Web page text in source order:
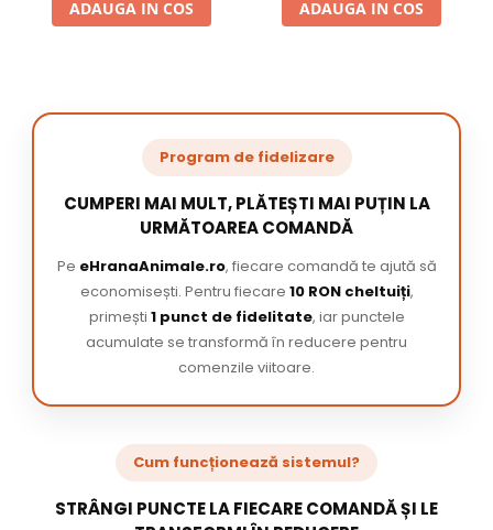
ADAUGA IN COS ADAUGA IN COS
Program de fidelizare
CUMPERI MAI MULT, PLĂTEȘTI MAI PUȚIN LA
URMĂTOAREA COMANDĂ
Pe eHranaAnimale.ro, fiecare comandă te ajută să
economisești. Pentru fiecare 10 RON cheltuiți,
primești 1 punct de fidelitate, iar punctele
acumulate se transformă în reducere pentru
comenzile viitoare.
Cum funcționează sistemul?
STRÂNGI PUNCTE LA FIECARE COMANDĂ ȘI LE